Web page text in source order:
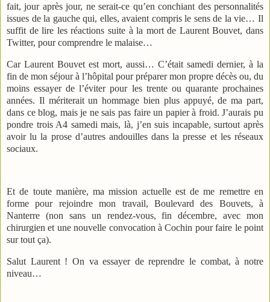
fait, jour après jour, ne serait-ce qu’en conchiant des personnalités
issues de la gauche qui, elles, avaient compris le sens de la vie… Il
suffit de lire les réactions suite à la mort de Laurent Bouvet, dans
Twitter, pour comprendre le malaise…
Car Laurent Bouvet est mort, aussi… C’était samedi dernier, à la
fin de mon séjour à l’hôpital pour préparer mon propre décès ou, du
moins essayer de l’éviter pour les trente ou quarante prochaines
années. Il mériterait un hommage bien plus appuyé, de ma part,
dans ce blog, mais je ne sais pas faire un papier à froid. J’aurais pu
pondre trois A4 samedi mais, là, j’en suis incapable, surtout après
avoir lu la prose d’autres andouilles dans la presse et les réseaux
sociaux.
Et de toute manière, ma mission actuelle est de me remettre en
forme pour rejoindre mon travail, Boulevard des Bouvets, à
Nanterre (non sans un rendez-vous, fin décembre, avec mon
chirurgien et une nouvelle convocation à Cochin pour faire le point
sur tout ça).
Salut Laurent ! On va essayer de reprendre le combat, à notre
niveau…